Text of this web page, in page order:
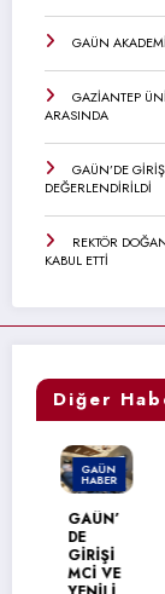
GAÜN
GAZİANTEP
ARASINDA
GAÜN’DE
DEĞERLENDİRİLDİ
REKTÖR
KABUL ETTİ
Diğer
GAÜN
HABER
GAÜN’
GİRİŞİ
MCİ VE